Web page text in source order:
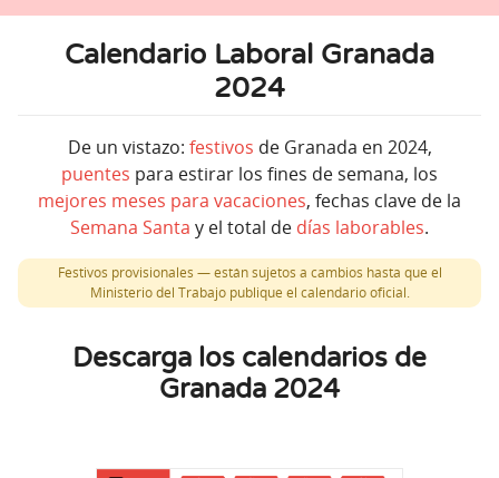
Calendario Laboral Granada
2024
De un vistazo: festivos de Granada en 2024,
puentes para estirar los fines de semana, los
mejores meses para vacaciones, fechas clave de la
Semana Santa y el total de días laborables.
Festivos provisionales — están sujetos a cambios hasta que el
Ministerio del Trabajo publique el calendario oficial.
Descarga los calendarios de
Granada 2024